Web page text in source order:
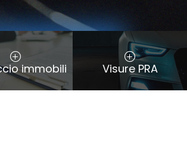
immobili Visure PRA